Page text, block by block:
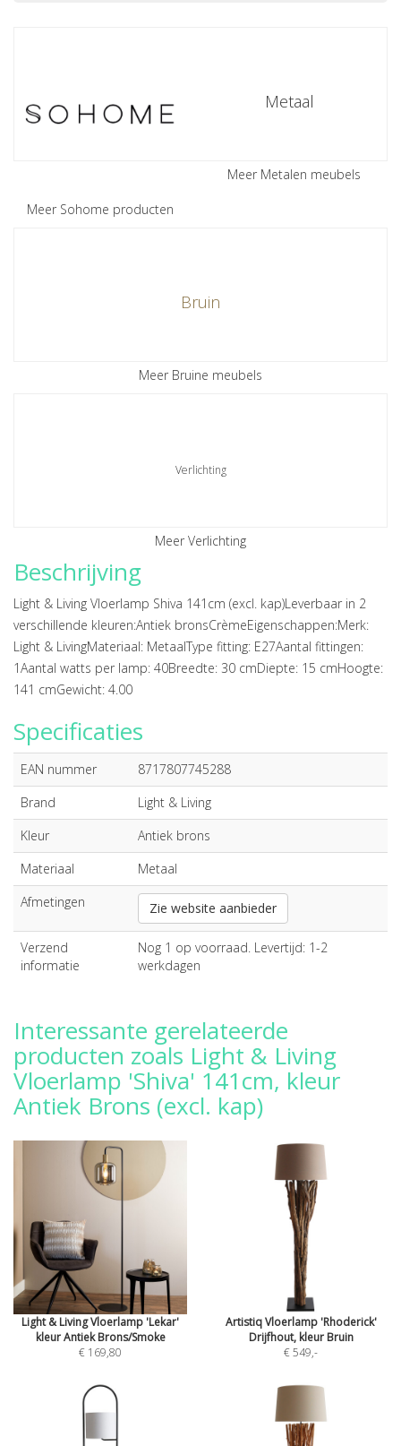
Meer Sohome producten
Metaal
Meer Metalen meubels
Bruin
Meer Bruine meubels
Verlichting
Meer Verlichting
Beschrijving
Light & Living Vloerlamp Shiva 141cm (excl. kap)Leverbaar in 2
verschillende kleuren:Antiek bronsCrèmeEigenschappen:Merk:
Light & LivingMateriaal: MetaalType fitting: E27Aantal fittingen:
1Aantal watts per lamp: 40Breedte: 30 cmDiepte: 15 cmHoogte:
141 cmGewicht: 4.00
Specificaties
EAN nummer
8717807745288
Brand
Light & Living
Kleur
Antiek brons
Materiaal
Metaal
Afmetingen
Zie website aanbieder
Verzend
informatie
Nog 1 op voorraad. Levertijd: 1-2
werkdagen
Interessante gerelateerde
producten zoals Light & Living
Vloerlamp 'Shiva' 141cm, kleur
Antiek Brons (excl. kap)
Light & Living Vloerlamp 'Lekar'
kleur Antiek Brons/Smoke
€ 169,80
Artistiq Vloerlamp 'Rhoderick'
Drijfhout, kleur Bruin
€ 549,-